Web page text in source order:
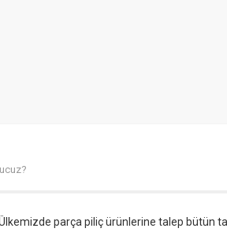
parça piliç ürünlerine talep bütün